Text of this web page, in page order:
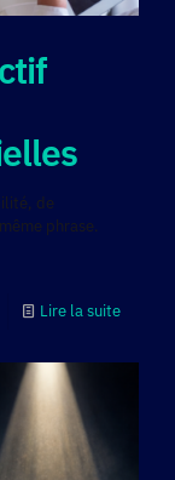
de
phrase.
Lire la suite